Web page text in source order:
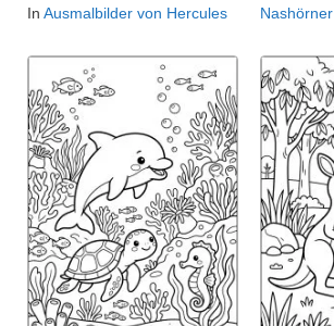
In Ausmalbilder von Hercules
Nashörner